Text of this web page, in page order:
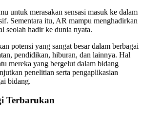
untuk merasakan sensasi masuk ke dalam
Sementara itu, AR mampu menghadirkan
seolah hadir ke dunia nyata.
potensi yang sangat besar dalam berbagai
pendidikan, hiburan, dan lainnya. Hal
mereka yang bergelut dalam bidang
penelitian serta pengaplikasian
bidang.
Terbarukan